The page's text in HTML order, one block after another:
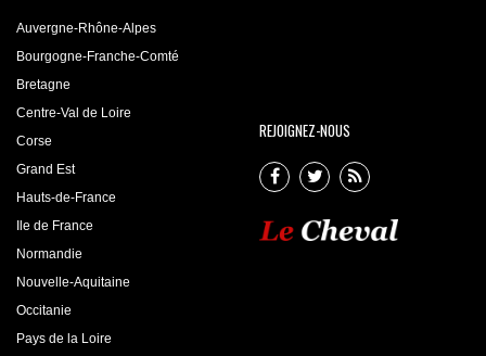
Auvergne-Rhône-Alpes
Bourgogne-Franche-Comté
Bretagne
Centre-Val de Loire
Corse
Grand Est
Hauts-de-France
Ile de France
Normandie
Nouvelle-Aquitaine
Occitanie
Pays de la Loire
REJOIGNEZ-NOUS